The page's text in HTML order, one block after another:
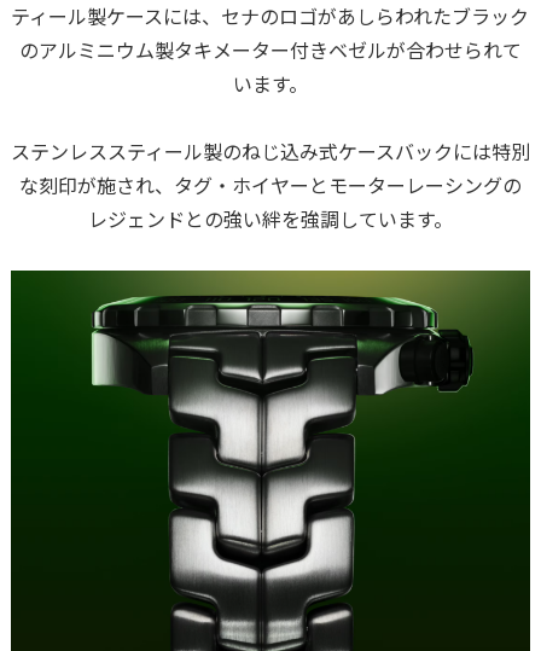
ティール製ケースには、セナのロゴがあしらわれたブラック
のアルミニウム製タキメーター付きベゼルが合わせられて
います。
ステンレススティール製のねじ込み式ケースバックには特別
な刻印が施され、タグ・ホイヤーとモーターレーシングの
レジェンドとの強い絆を強調しています。